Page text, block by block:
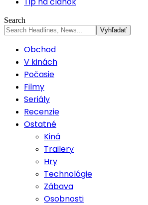
Search
Obchod
V kinách
Počasie
Filmy
Seriály
Recenzie
Ostatné
Kiná
Trailery
Hry
Technológie
Zábava
Osobnosti